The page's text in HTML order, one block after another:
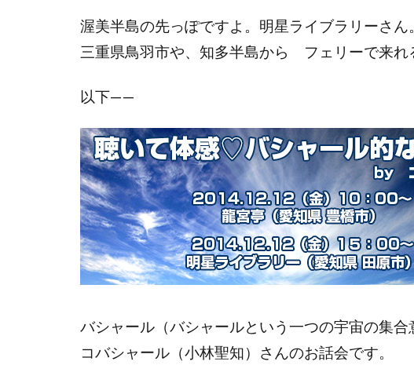
渥美半島の先っぽですよ。明星ライブラリーさん。
三重県鳥羽市や、知多半島から フェリーで来れ
以下——
バシャール（バシャールという一つの宇宙の集合
コバシャール（小林聖知）さんのお話会です。